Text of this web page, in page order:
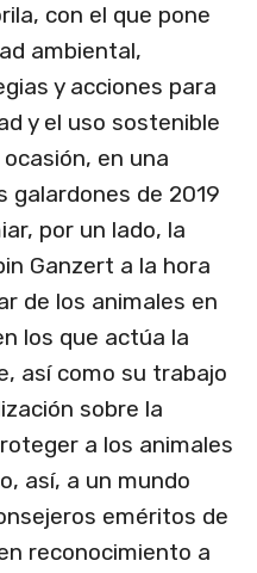
con el que pone
ambiental,
y acciones para
y el uso sostenible
en una
galardones de 2019
por un lado, la
Ganzert a la hora
de los animales en
los que actúa la
así como su trabajo
sobre la
a los animales
así, a un mundo
eméritos de
reconocimiento a